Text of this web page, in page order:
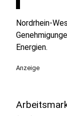
Nordrhein-
Energien.
Anzeige